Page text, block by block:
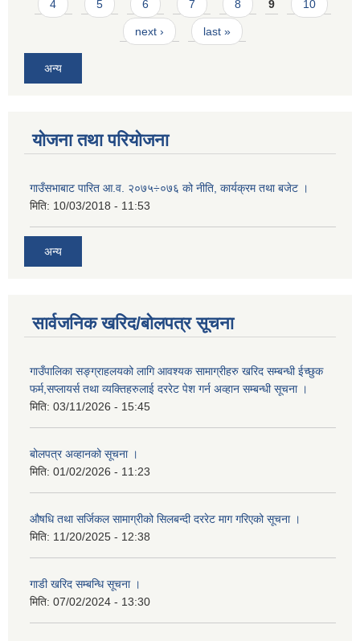
4 5 6 7 8 9 10
next › last »
अन्य
योजना तथा परियोजना
गाउँसभाबाट पारित आ.व. २०७५÷०७६ को नीति, कार्यक्रम तथा बजेट ।
मिति: 10/03/2018 - 11:53
अन्य
सार्वजनिक खरिद/बोलपत्र सूचना
गाउँपालिका सङ्ग्राहलयको लागि आवश्यक सामाग्रीहरु खरिद सम्बन्धी ईच्छुक
फर्म,सप्लायर्स तथा व्यक्तिहरुलाई दररेट पेश गर्न अव्हान सम्बन्धी सूचना ।
मिति: 03/11/2026 - 15:45
बोलपत्र अव्हानको सूचना ।
मिति: 01/02/2026 - 11:23
औषधि तथा सर्जिकल सामाग्रीको सिलबन्दी दररेट माग गरिएको सूचना ।
मिति: 11/20/2025 - 12:38
गाडी खरिद सम्बन्धि सूचना ।
मिति: 07/02/2024 - 13:30